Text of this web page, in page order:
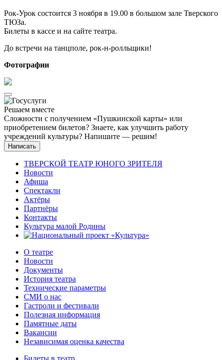
Рок-Урок состоится 3 ноября в 19.00 в большом зале Тверского
ТЮЗа.
Билеты в кассе и на сайте театра.
До встречи на танцполе, рок-н-ролльщики!
Фотографии
Решаем вместе
Сложности с получением «Пушкинской карты» или
приобретением билетов? Знаете, как улучшить работу
учреждений культуры? Напишите — решим!
Написать
ТВЕРСКОЙ ТЕАТР ЮНОГО ЗРИТЕЛЯ
Новости
Афиша
Спектакли
Актёры
Партнёры
Контакты
Культура малой Родины
О театре
Новости
Документы
История театра
Технические параметры
СМИ о нас
Гастроли и фестивали
Полезная информация
Памятные даты
Вакансии
Независимая оценка качества
Билеты в театр